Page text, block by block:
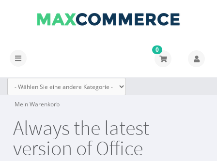
Navigation
0
Mein Warenkorb
Always the latest
version of Office